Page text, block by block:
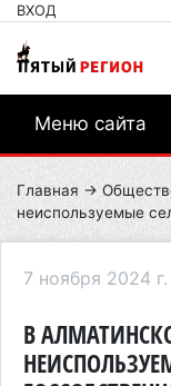
ВХОД
Меню сайта
Главная →
неиспользуемые
7 ноября 2024 г.
В